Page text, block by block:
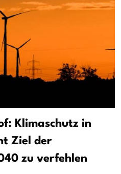
Klimaschutz in
Ziel der
zu verfehlen